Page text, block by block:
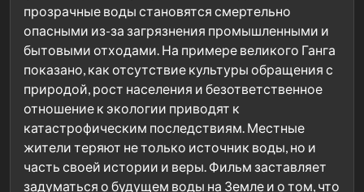
прозрачные воды становятся смертельно
опасными из-за загрязнения промышленными и
бытовыми отходами. На примере великого Ганга
показано, как отсутствие культуры обращения с
природой, рост населения и безответственное
отношение к экологии приводят к
катастрофическим последствиям. Местные
жители теряют не только источник воды, но и
часть своей истории и веры. Фильм заставляет
задуматься о будущем воды на Земле и о том, что